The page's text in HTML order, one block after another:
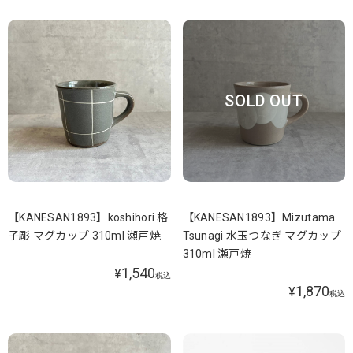
【KANESAN1893】koshihori 格
子彫 マグカップ 310ml 瀬戸焼
¥1,540税込
SOLD OUT
【KANESAN1893】Mizutama
Tsunagi 水玉つなぎ マグカップ
310ml 瀬戸焼
¥1,870税込